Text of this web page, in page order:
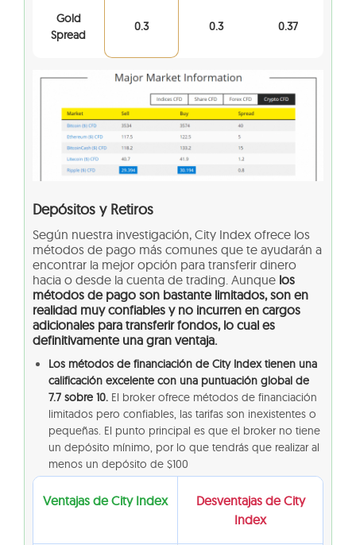
Gold
Spread
0.3 0.3 0.37
Depósitos y Retiros
Según nuestra investigación, City Index ofrece los
métodos de pago más comunes que te ayudarán a
encontrar la mejor opción para transferir dinero
hacia o desde la cuenta de trading. Aunque los
métodos de pago son bastante limitados, son en
realidad muy confiables y no incurren en cargos
adicionales para transferir fondos, lo cual es
definitivamente una gran ventaja.
Los métodos de financiación de City Index tienen una
calificación excelente con una puntuación global de
7.7 sobre 10. El broker ofrece métodos de financiación
limitados pero confiables, las tarifas son inexistentes o
pequeñas. El punto principal es que el broker no tiene
un depósito mínimo, por lo que tendrás que realizar al
menos un depósito de $100
Ventajas de City Index
Desventajas de City
Index